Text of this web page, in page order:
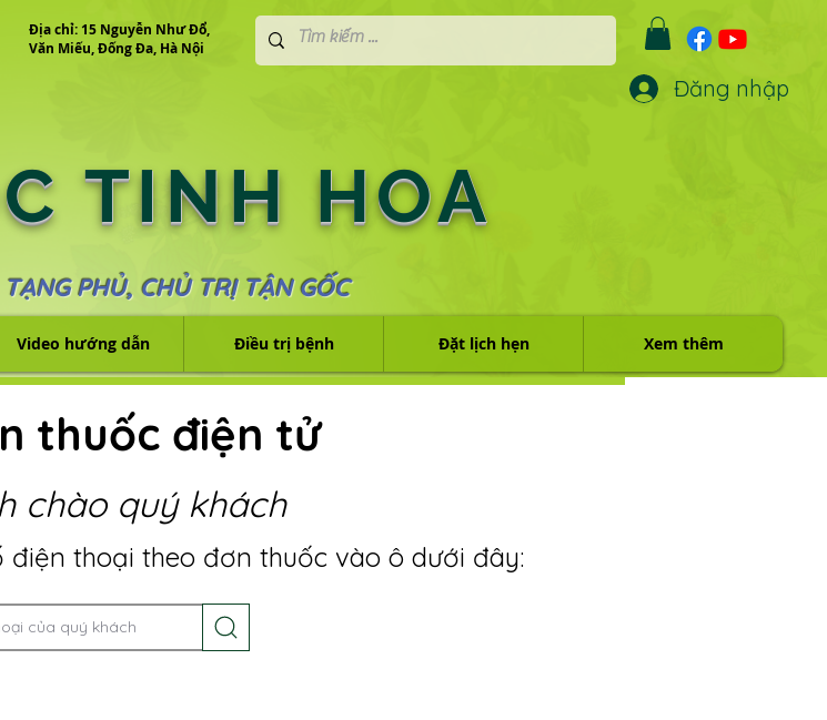
Đăng nhập
Địa chỉ: 15 Nguyễn Như Đổ,
Văn Miếu, Đống Đa, Hà Nội
TINH HOA
PHỦ, CHỦ TRỊ TẬN GỐC
Video hướng dẫn Điều trị bệnh Đặt lịch hẹn Xem thêm
thuốc điện tử
chào quý khách
điện thoại theo đơn thuốc vào ô dưới đây: